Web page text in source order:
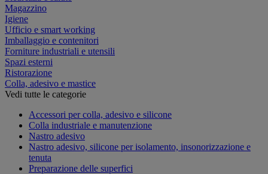
Magazzino
Igiene
Ufficio e smart working
Imballaggio e contenitori
Forniture industriali e utensili
Spazi esterni
Ristorazione
Colla, adesivo e mastice
Vedi tutte le categorie
Accessori per colla, adesivo e silicone
Colla industriale e manutenzione
Nastro adesivo
Nastro adesivo, silicone per isolamento, insonorizzazione e
tenuta
Preparazione delle superfici